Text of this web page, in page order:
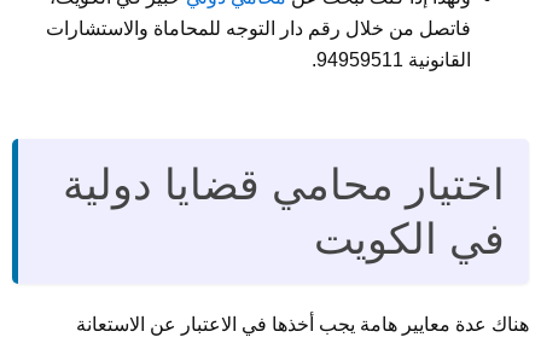
فاتصل من خلال رقم دار التوجه للمحاماة والاستشارات
القانونية 94959511.
اختيار محامي قضايا دولية
في الكويت
هناك عدة معايير هامة يجب أخذها في الاعتبار عن الاستعانة